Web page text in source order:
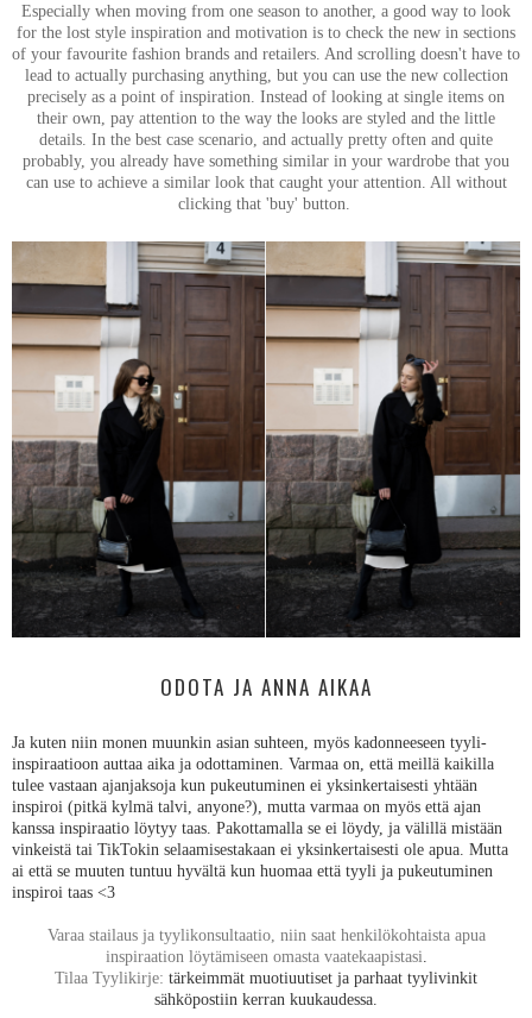
Especially when moving from one season to another, a good way to look
for the lost style inspiration and motivation is to check the new in sections
of your favourite fashion brands and retailers. And scrolling doesn't have to
lead to actually purchasing anything, but you can use the new collection
precisely as a point of inspiration. Instead of looking at single items on
their own, pay attention to the way the looks are styled and the little
details. In the best case scenario, and actually pretty often and quite
probably, you already have something similar in your wardrobe that you
can use to achieve a similar look that caught your attention. All without
clicking that 'buy' button.
ODOTA JA ANNA AIKAA
Ja kuten niin monen muunkin asian suhteen, myös kadonneeseen tyyli-
inspiraatioon auttaa aika ja odottaminen. Varmaa on, että meillä kaikilla
tulee vastaan ajanjaksoja kun pukeutuminen ei yksinkertaisesti yhtään
inspiroi (pitkä kylmä talvi, anyone?), mutta varmaa on myös että ajan
kanssa inspiraatio löytyy taas. Pakottamalla se ei löydy, ja välillä mistään
vinkeistä tai TikTokin selaamisestakaan ei yksinkertaisesti ole apua. Mutta
ai että se muuten tuntuu hyvältä kun huomaa että tyyli ja pukeutuminen
inspiroi taas <3
Varaa stailaus ja tyylikonsultaatio, niin saat henkilökohtaista apua
inspiraation löytämiseen omasta vaatekaapistasi
Tilaa Tyylikirje: tärkeimmät muotiuutiset ja parhaat tyylivinkit
sähköpostiin kerran kuukaudessa.